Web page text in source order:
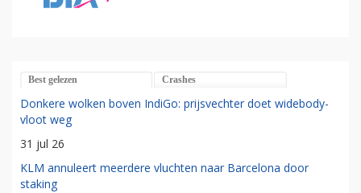
Best gelezen Crashes
Donkere wolken boven IndiGo: prijsvechter doet widebody-
vloot weg
31 jul 26
KLM annuleert meerdere vluchten naar Barcelona door
staking